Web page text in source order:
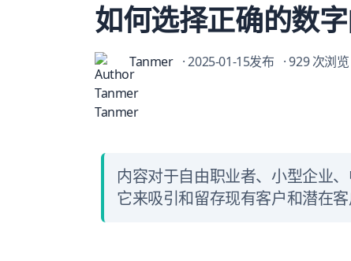
如何选择正确的数
Tanmer · 2025-01-15发布 · 929 次浏览
内容对于自由职业者、小型企业
它来吸引和留存现有客户和潜在